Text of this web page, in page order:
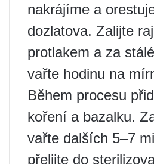
nakrájíme a
dozlatova. Zalijte
protlakem a za
vařte hodinu na
Během procesu
koření a bazalku.
vařte dalších 5–7
přelijte do